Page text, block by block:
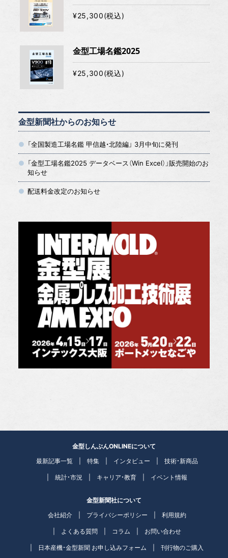
¥25,300(税込)
金型工場名鑑2025
¥25,300(税込)
金型新聞社からのお知らせ
「全国製造工場名鑑 甲信越・北陸編」 3月中旬に発刊
「金型工場名鑑2025 データベース（Win Excel）」販売開始のお
知らせ
配送料金改定のお知らせ
金型しんぶんONLINEについて
最新記事一覧
特集 インタビュー 技術・新商品
統計・市況 キャリア・教育 イベント情報
金型新聞社について
会社紹介
プライバシーポリシー 利用規約
よくある質問 コラム お問い合わせ
日本産機・金型新聞 お申し込みフォーム 刊行物のご購入